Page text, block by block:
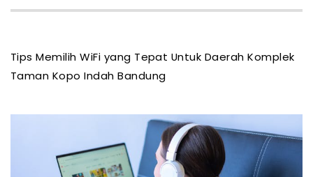
Tips Memilih WiFi yang Tepat Untuk Daerah Komplek
Taman Kopo Indah Bandung